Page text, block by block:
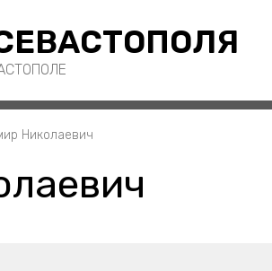
Николаевич